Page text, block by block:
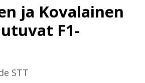
ja Kovalainen
F1-
STT